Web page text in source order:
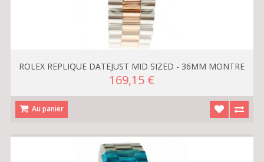
ROLEX REPLIQUE DATEJUST MID SIZED - 36MM MONTRE
169,15 €
Au panier